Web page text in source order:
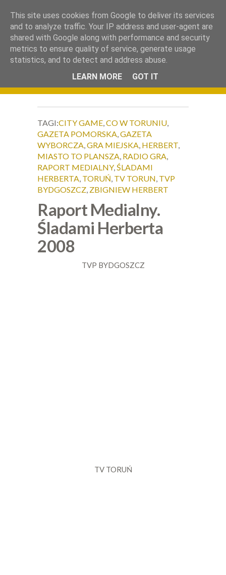
Okiem Obiektywu.
TAGI:CITY GAME,CO W TORUNIU,
GAZETA POMORSKA,GAZETA
WYBORCZA,GRA MIEJSKA, HERBERT,
MIASTO TO PLANSZA, RADIO GRA,
RAPORT MEDIALNY,ŚLADAMI
HERBERTA, TORUŃ, TV TORUN, TVP
BYDGOSZCZ, ZBIGNIEW HERBERT
Raport Medialny.
Śladami Herberta
2008
TVP BYDGOSZCZ
TV TORUŃ
This site uses cookies from Google to deliver its services
and to analyze traffic. Your IP address and user-agent are
shared with Google along with performance and security
metrics to ensure quality of service, generate usage
statistics, and to detect and address abuse.
LEARN MORE
GOT IT